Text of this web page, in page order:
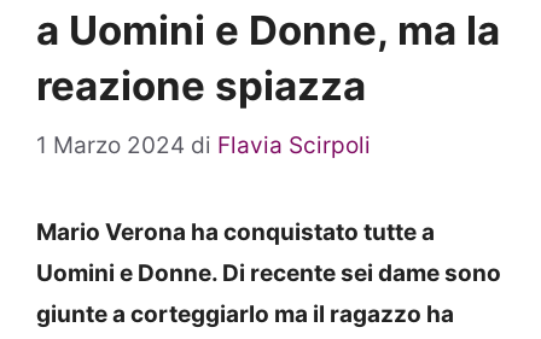
a Uomini e Donne, ma la
reazione spiazza
1 Marzo 2024 di Flavia Scirpoli
Mario Verona ha conquistato tutte a
Uomini e Donne. Di recente sei dame sono
giunte a corteggiarlo ma il ragazzo ha